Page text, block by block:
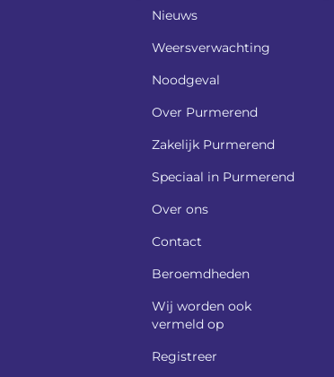
Nieuws
Weersverwachting
Noodgeval
Over Purmerend
Zakelijk Purmerend
Speciaal in Purmerend
Over ons
Contact
Beroemdheden
Wij worden ook
vermeld op
Registreer